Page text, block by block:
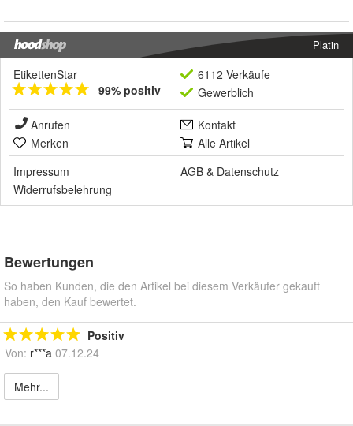
Platin
EtikettenStar
99% positiv
6112 Verkäufe
Gewerblich
Anrufen
Kontakt
Merken
Alle Artikel
Impressum
AGB & Datenschutz
Widerrufsbelehrung
Bewertungen
So haben Kunden, die den Artikel bei diesem Verkäufer gekauft
haben, den Kauf bewertet.
Positiv
Von: r***a 07.12.24
Mehr...